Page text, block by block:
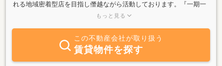
れる地域密着型店を目指し僭越ながら活動しております。『一期一
会』の精神を心がけ、お客様のご意見、ご要望、ご予算などをお聞
返済プラン等をお時間を掛けご理解、ご納得のいくまでご提案、ご
説明をさせて頂きます。相談無料！お気軽にご相談ください。
もっと見る
この不動産会社が取り扱う
賃貸物件を探す